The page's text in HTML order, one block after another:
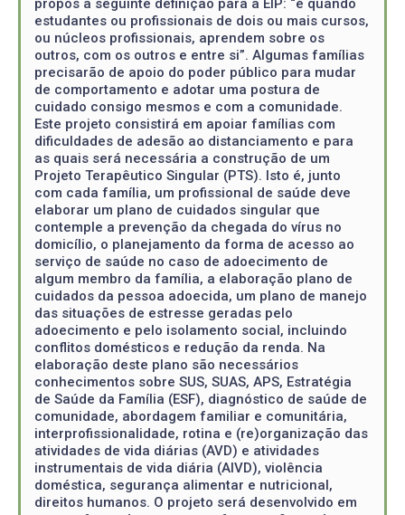
estudantes ou profissionais de dois ou mais cursos,
ou núcleos profissionais, aprendem sobre os
outros, com os outros e entre si”. Algumas famílias
precisarão de apoio do poder público para mudar
de comportamento e adotar uma postura de
cuidado consigo mesmos e com a comunidade.
Este projeto consistirá em apoiar famílias com
dificuldades de adesão ao distanciamento e para
as quais será necessária a construção de um
Projeto Terapêutico Singular (PTS). Isto é, junto
com cada família, um profissional de saúde deve
elaborar um plano de cuidados singular que
contemple a prevenção da chegada do vírus no
domicílio, o planejamento da forma de acesso ao
serviço de saúde no caso de adoecimento de
algum membro da família, a elaboração plano de
cuidados da pessoa adoecida, um plano de manejo
das situações de estresse geradas pelo
adoecimento e pelo isolamento social, incluindo
conflitos domésticos e redução da renda. Na
elaboração deste plano são necessários
conhecimentos sobre SUS, SUAS, APS, Estratégia
de Saúde da Família (ESF), diagnóstico de saúde de
comunidade, abordagem familiar e comunitária,
interprofissionalidade, rotina e (re)organização das
atividades de vida diárias (AVD) e atividades
instrumentais de vida diária (AIVD), violência
doméstica, segurança alimentar e nutricional,
direitos humanos. O projeto será desenvolvido em